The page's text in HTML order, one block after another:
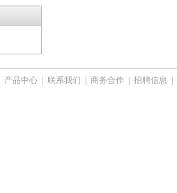
产品中心 联系我们 商务合作 招聘信息